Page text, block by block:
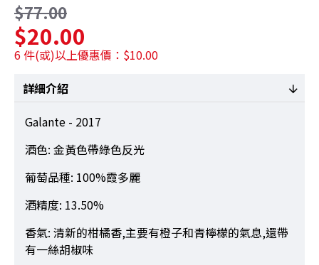
$20.00
$77.00
6 件(或)以上優惠價：$10.00
詳細介紹
Galante - 2017
酒色: 金黃色帶綠色反光
葡萄品種: 100%霞多麗
酒精度: 13.50%
香氣: 清新的柑橘香,主要有橙子和青檸檬的氣息,還帶
有一絲胡椒味